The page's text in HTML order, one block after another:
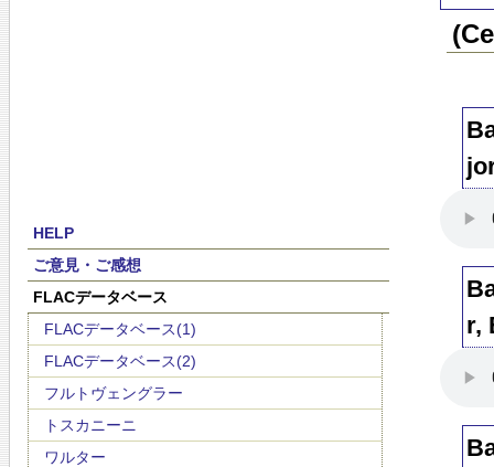
HELP
ご意見・ご感想
FLACデータベース
FLACデータベース(1)
FLACデータベース(2)
フルトヴェングラー
トスカニーニ
ワルター
r,